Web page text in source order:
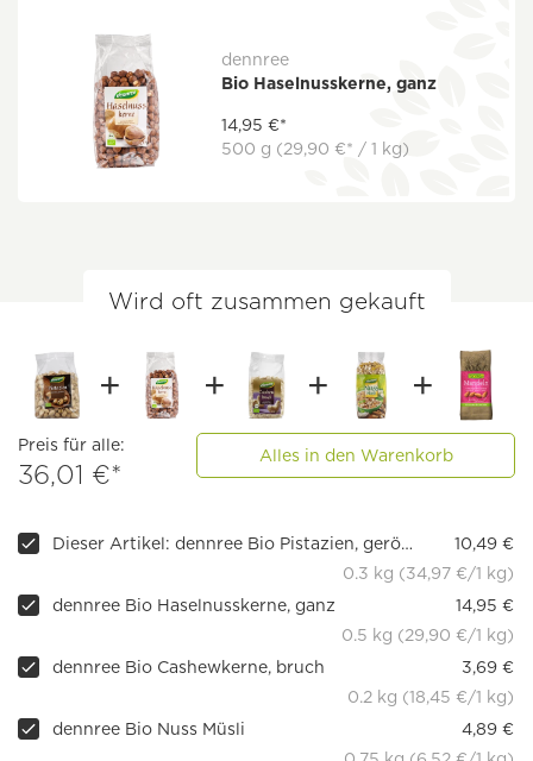
dennree
Bio Haselnusskerne, ganz
14,95 €*
500 g (29,90 €* / 1 kg)
Wird oft zusammen gekauft
Preis für alle:
36,01 €*
Alles in den Warenkorb
Dieser Artikel: dennree Bio Pistazien, geröstet & gesalzen
10,49 €
0.3 kg (34,97 €/1 kg)
dennree Bio Haselnusskerne, ganz
14,95 €
0.5 kg (29,90 €/1 kg)
dennree Bio Cashewkerne, bruch
3,69 €
0.2 kg (18,45 €/1 kg)
dennree Bio Nuss Müsli
4,89 €